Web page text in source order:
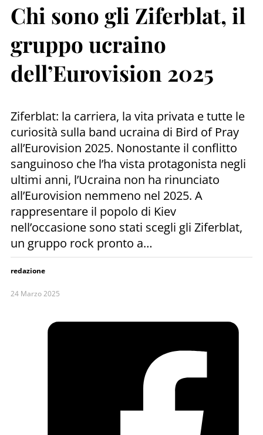
Chi sono gli Ziferblat, il
gruppo ucraino
dell’Eurovision 2025
Ziferblat: la carriera, la vita privata e tutte le
curiosità sulla band ucraina di Bird of Pray
all’Eurovision 2025. Nonostante il conflitto
sanguinoso che l’ha vista protagonista negli
ultimi anni, l’Ucraina non ha rinunciato
all’Eurovision nemmeno nel 2025. A
rappresentare il popolo di Kiev
nell’occasione sono stati scegli gli Ziferblat,
un gruppo rock pronto a…
redazione
24 Marzo 2025